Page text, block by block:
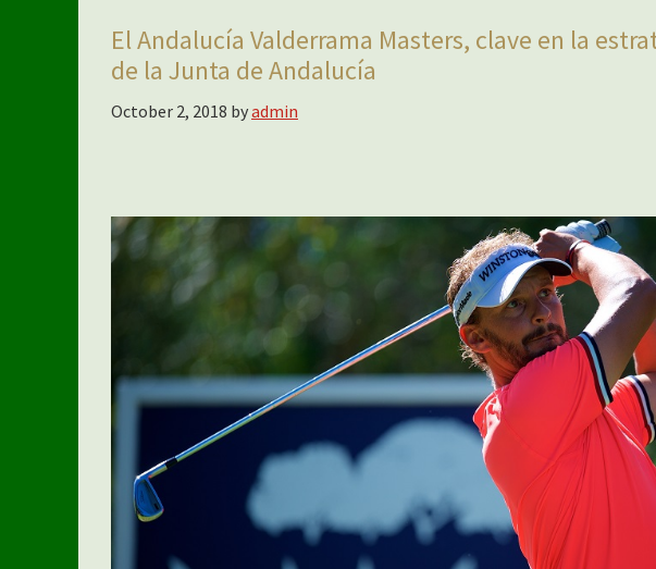
El Andalucía Valderrama Masters, clave en la
de la Junta de Andalucía
October 2, 2018 byadmin